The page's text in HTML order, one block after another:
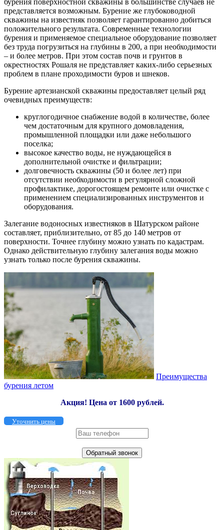
бурения поверхностной скважины в большинстве случаев не
представляется возможным. Бурение же глубоководной
скважины на известняк позволяет гарантированно добиться
положительного результата. Современные технологии
бурения и применяемое специальное оборудование позволяет
без труда погрузиться на глубины в 200, а при необходимости
– и более метров. При этом состав почв и грунтов в
окрестностях Рошаля не представляет каких-либо серьезных
проблем в плане проходимости буров и шнеков.
Бурение артезианской скважины предоставляет целый ряд
очевидных преимуществ:
круглогодичное снабжение водой в количестве, более
чем достаточным для крупного домовладения,
промышленной площадки или даже небольшого
поселка;
высокое качество воды, не нуждающейся в
дополнительной очистке и фильтрации;
долговечность скважины (50 и более лет) при
отсутствии необходимости в регулярной сложной
профилактике, дорогостоящем ремонте или очистке с
применением специализированных инструментов и
оборудования.
Залегание водоносных известняков в Шатурском районе
составляет, приблизительно, от 85 до 140 метров от
поверхности. Точнее глубину можно узнать по кадастрам.
Однако действительную глубину залегания воды можно
узнать только после бурения скважины.
Преимущества
бурения летом
Акция! Цена от 1600 рублей.
Уточнить цены